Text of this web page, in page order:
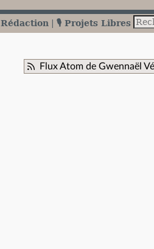
Rédaction 🎙️ Projets Libres
Flux Atom de Gwennaël